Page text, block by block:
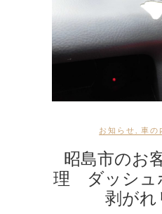
お知らせ 車の
昭島市のお
理 ダッシュ
剥がれ